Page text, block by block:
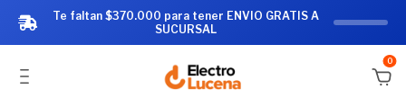
0
Te faltan $370.000 para tener ENVIO GRATIS A
SUCURSAL